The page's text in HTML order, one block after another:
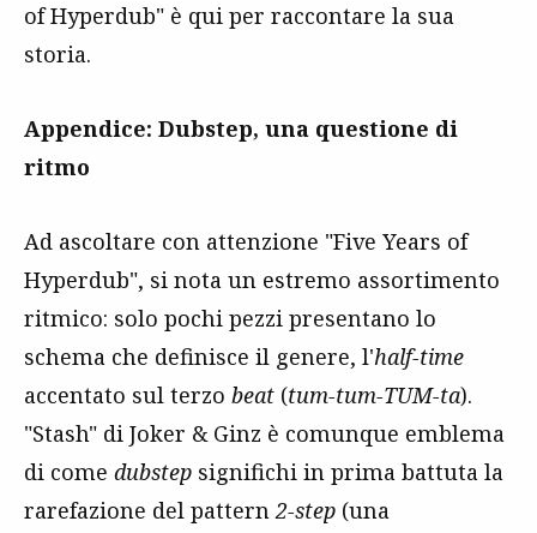
of Hyperdub" è qui per raccontare la sua
storia.
Appendice: Dubstep, una questione di
ritmo
Ad ascoltare con attenzione "Five Years of
Hyperdub", si nota un estremo assortimento
ritmico: solo pochi pezzi presentano lo
schema che definisce il genere, l'half-time
accentato sul terzo beat (tum-tum-TUM-ta).
"Stash" di Joker & Ginz è comunque emblema
di come dubstep significhi in prima battuta la
rarefazione del pattern2-step (una